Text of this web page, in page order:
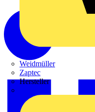
Weidmüller
Zaptec
Hersteller